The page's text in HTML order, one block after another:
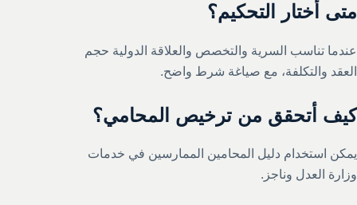
متى أختار التحكيم؟
عندما تناسب السرية والتخصص والعلاقة الدولية حجم
العقد والتكلفة، مع صياغة شرط واضح.
كيف أتحقق من ترخيص المحامي؟
يمكن استخدام دليل المحامين الممارسين في خدمات
وزارة العدل وناجز.